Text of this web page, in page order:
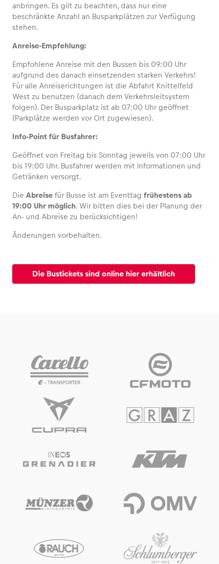
Business
Glossar
anbringen. Es gilt zu beachten, dass nur eine
beschränkte Anzahl an Busparkplätzen zur Verfügung
stehen.
Anreise-Empfehlung:
Empfohlene Anreise mit den Bussen bis 09:00 Uhr
aufgrund des danach einsetzenden starken Verkehrs!
Für alle Anreiserichtungen ist die Abfahrt Knittelfeld
West zu benutzen (danach dem Verkehrsleitsystem
folgen). Der Busparkplatz ist ab 07:00 Uhr geöffnet
(Parkplätze werden vor Ort zugewiesen).
Info-Point für Busfahrer:
Geöffnet von Freitag bis Sonntag jeweils von 07:00 Uhr
bis 19:00 Uhr. Busfahrer werden mit Informationen und
Getränken versorgt.
Die Abreise für Busse ist am Eventtag frühestens ab
19:00 Uhr möglich. Wir bitten dies bei der Planung der
An- und Abreise zu berücksichtigen!
Änderungen vorbehalten.
Die Bustickets sind online hier erhältlich